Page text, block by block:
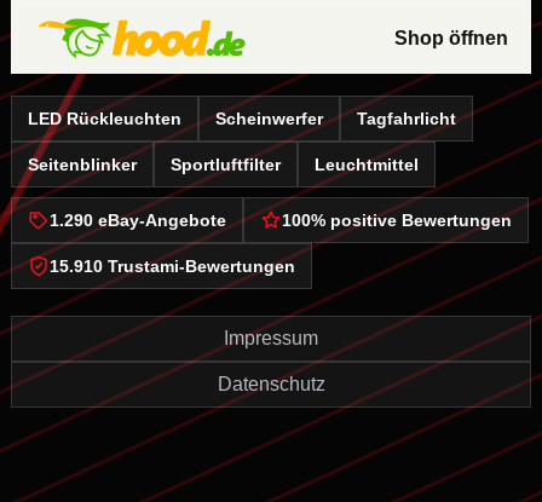
Shop öffnen
LED Rückleuchten Scheinwerfer Tagfahrlicht
Seitenblinker Sportluftfilter Leuchtmittel
1.290 eBay-Angebote 100% positive Bewertungen
15.910 Trustami-Bewertungen
Impressum
Datenschutz